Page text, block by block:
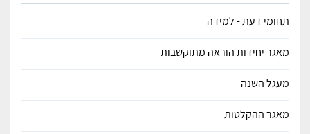
תחומי דעת - למידה
מאגר יחידות הוראה מתוקשבות
מעגל השנה
מאגר ההקלטות